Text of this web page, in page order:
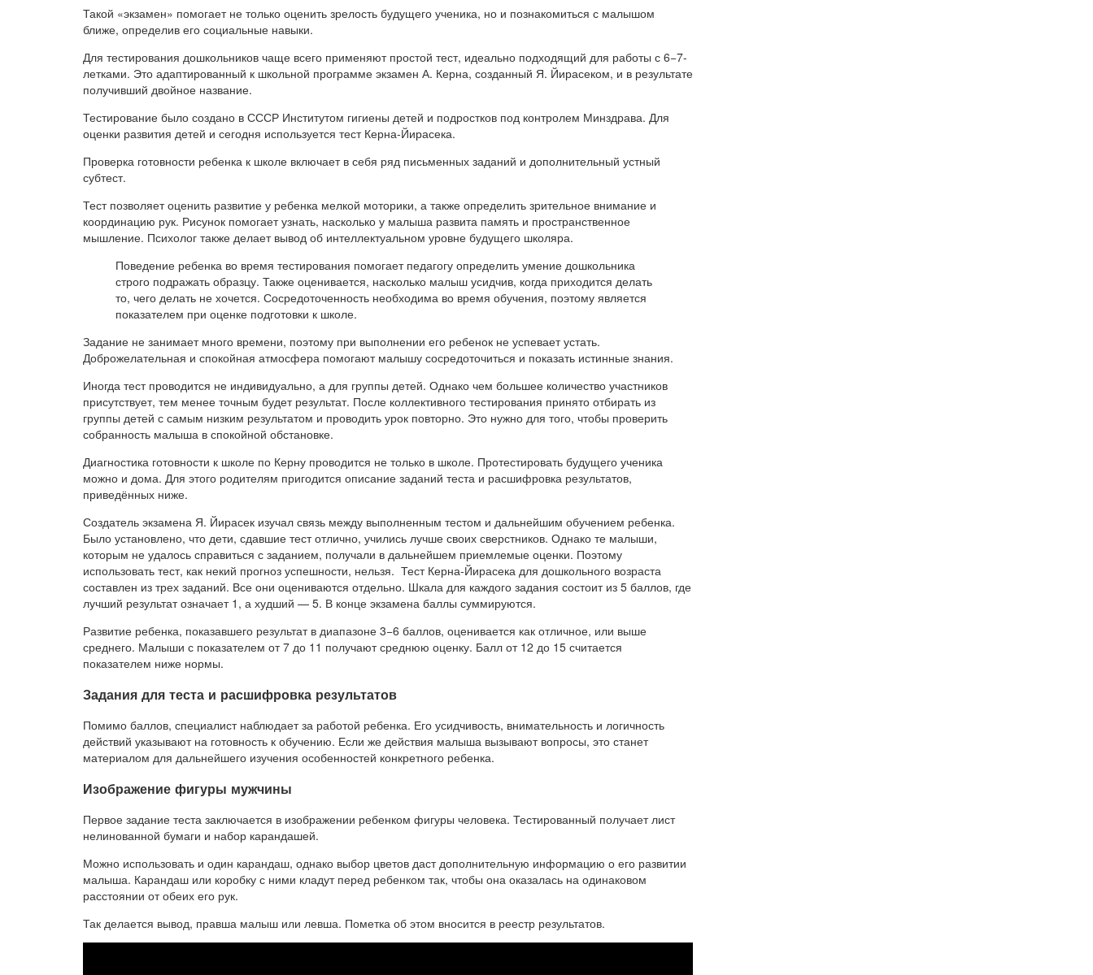
Такой «экзамен» помогает не только оценить зрелость будущего ученика, но и познакомиться с малышом
ближе, определив его социальные навыки.
Для тестирования дошкольников чаще всего применяют простой тест, идеально подходящий для работы с 6−7-
летками. Это адаптированный к школьной программе экзамен А. Керна, созданный Я. Йирасеком, и в результате
получивший двойное название.
Тестирование было создано в СССР Институтом гигиены детей и подростков под контролем Минздрава. Для
оценки развития детей и сегодня используется тест Керна-Йирасека.
Проверка готовности ребенка к школе включает в себя ряд письменных заданий и дополнительный устный
субтест.
Тест позволяет оценить развитие у ребенка мелкой моторики, а также определить зрительное внимание и
координацию рук. Рисунок помогает узнать, насколько у малыша развита память и пространственное
мышление. Психолог также делает вывод об интеллектуальном уровне будущего школяра.
Поведение ребенка во время тестирования помогает педагогу определить умение дошкольника
строго подражать образцу. Также оценивается, насколько малыш усидчив, когда приходится делать
то, чего делать не хочется. Сосредоточенность необходима во время обучения, поэтому является
показателем при оценке подготовки к школе.
Задание не занимает много времени, поэтому при выполнении его ребенок не успевает устать.
Доброжелательная и спокойная атмосфера помогают малышу сосредоточиться и показать истинные знания.
Иногда тест проводится не индивидуально, а для группы детей. Однако чем большее количество участников
присутствует, тем менее точным будет результат. После коллективного тестирования принято отбирать из
группы детей с самым низким результатом и проводить урок повторно. Это нужно для того, чтобы проверить
собранность малыша в спокойной обстановке.
Диагностика готовности к школе по Керну проводится не только в школе. Протестировать будущего ученика
можно и дома. Для этого родителям пригодится описание заданий теста и расшифровка результатов,
приведённых ниже.
Создатель экзамена Я. Йирасек изучал связь между выполненным тестом и дальнейшим обучением ребенка.
Было установлено, что дети, сдавшие тест отлично, учились лучше своих сверстников. Однако те малыши,
которым не удалось справиться с заданием, получали в дальнейшем приемлемые оценки. Поэтому
использовать тест, как некий прогноз успешности, нельзя. Тест Керна-Йирасека для дошкольного возраста
составлен из трех заданий. Все они оцениваются отдельно. Шкала для каждого задания состоит из 5 баллов, где
лучший результат означает 1, а худший — 5. В конце экзамена баллы суммируются.
Развитие ребенка, показавшего результат в диапазоне 3−6 баллов, оценивается как отличное, или выше
среднего. Малыши с показателем от 7 до 11 получают среднюю оценку. Балл от 12 до 15 считается
показателем ниже нормы.
Задания для теста и расшифровка результатов
Помимо баллов, специалист наблюдает за работой ребенка. Его усидчивость, внимательность и логичность
действий указывают на готовность к обучению. Если же действия малыша вызывают вопросы, это станет
материалом для дальнейшего изучения особенностей конкретного ребенка.
Изображение фигуры мужчины
Первое задание теста заключается в изображении ребенком фигуры человека. Тестированный получает лист
нелинованной бумаги и набор карандашей.
Можно использовать и один карандаш, однако выбор цветов даст дополнительную информацию о его развитии
малыша. Карандаш или коробку с ними кладут перед ребенком так, чтобы она оказалась на одинаковом
расстоянии от обеих его рук.
Так делается вывод, правша малыш или левша. Пометка об этом вносится в реестр результатов.